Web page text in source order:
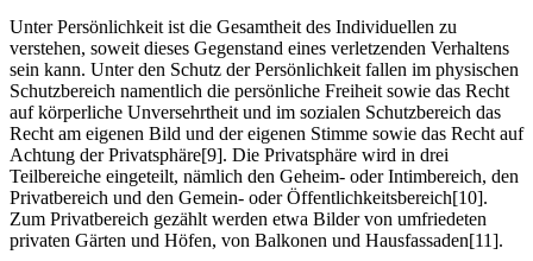
Unter Persönlichkeit ist die Gesamtheit des Individuellen zu
verstehen, soweit dieses Gegenstand eines verletzenden Verhaltens
sein kann. Unter den Schutz der Persönlichkeit fallen im physischen
Schutzbereich namentlich die persönliche Freiheit sowie das Recht
auf körperliche Unversehrtheit und im sozialen Schutzbereich das
Recht am eigenen Bild und der eigenen Stimme sowie das Recht auf
Achtung der Privatsphäre[9]. Die Privatsphäre wird in drei
Teilbereiche eingeteilt, nämlich den Geheim- oder Intimbereich, den
Privatbereich und den Gemein- oder Öffentlichkeitsbereich[10].
Zum Privatbereich gezählt werden etwa Bilder von umfriedeten
privaten Gärten und Höfen, von Balkonen und Hausfassaden[11].